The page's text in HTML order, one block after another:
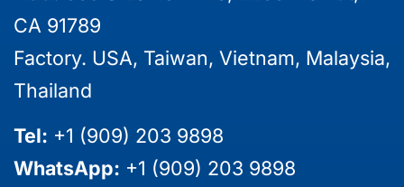
CA 91789
Factory. USA, Taiwan, Vietnam, Malaysia,
Thailand
Tel: +1 (909) 203 9898
WhatsApp: +1 (909) 203 9898